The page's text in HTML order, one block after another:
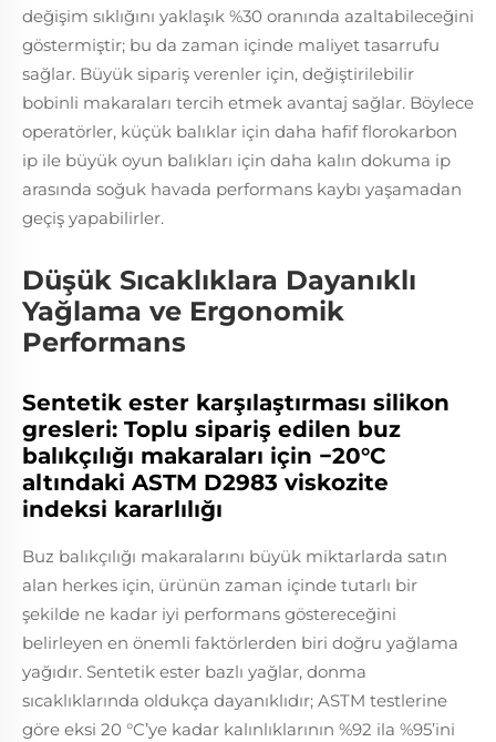
değişim sıklığını yaklaşık %30 oranında azaltabileceğini
göstermiştir; bu da zaman içinde maliyet tasarrufu
sağlar. Büyük sipariş verenler için, değiştirilebilir
bobinli makaraları tercih etmek avantaj sağlar. Böylece
operatörler, küçük balıklar için daha hafif florokarbon
ip ile büyük oyun balıkları için daha kalın dokuma ip
arasında soğuk havada performans kaybı yaşamadan
geçiş yapabilirler.
Düşük Sıcaklıklara Dayanıklı
Yağlama ve Ergonomik
Performans
Sentetik ester karşılaştırması silikon
gresleri: Toplu sipariş edilen buz
balıkçılığı makaraları için −20°C
altındaki ASTM D2983 viskozite
indeksi kararlılığı
Buz balıkçılığı makaralarını büyük miktarlarda satın
alan herkes için, ürünün zaman içinde tutarlı bir
şekilde ne kadar iyi performans göstereceğini
belirleyen en önemli faktörlerden biri doğru yağlama
yağıdır. Sentetik ester bazlı yağlar, donma
sıcaklıklarında oldukça dayanıklıdır; ASTM testlerine
göre eksi 20 °C’ye kadar kalınlıklarının %92 ila %95’ini